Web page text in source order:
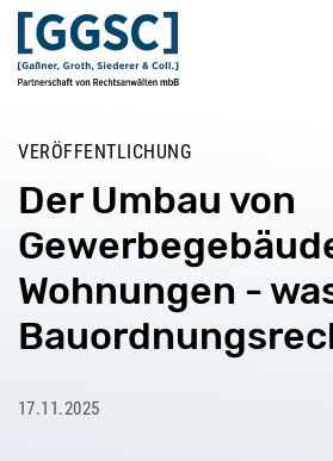
VERÖFFENTLICHUNG
Der Umbau von
Wohnungen -
17.11.2025